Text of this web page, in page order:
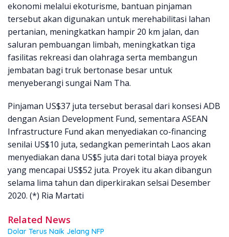
ekonomi melalui ekoturisme, bantuan pinjaman
tersebut akan digunakan untuk merehabilitasi lahan
pertanian, meningkatkan hampir 20 km jalan, dan
saluran pembuangan limbah, meningkatkan tiga
fasilitas rekreasi dan olahraga serta membangun
jembatan bagi truk bertonase besar untuk
menyeberangi sungai Nam Tha.
Pinjaman US$37 juta tersebut berasal dari konsesi ADB
dengan Asian Development Fund, sementara ASEAN
Infrastructure Fund akan menyediakan co-financing
senilai US$10 juta, sedangkan pemerintah Laos akan
menyediakan dana US$5 juta dari total biaya proyek
yang mencapai US$52 juta. Proyek itu akan dibangun
selama lima tahun dan diperkirakan selsai Desember
2020. (*) Ria Martati
Related News
Dolar Terus Naik Jelang NFP